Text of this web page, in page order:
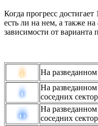
Когда прогресс
есть ли на нем, а также
зависимости от варианта
На разведанном
На разведанном
соседних
На разведанном
соседних